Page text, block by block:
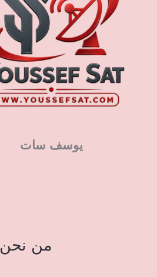
يوسف سات
من نحن